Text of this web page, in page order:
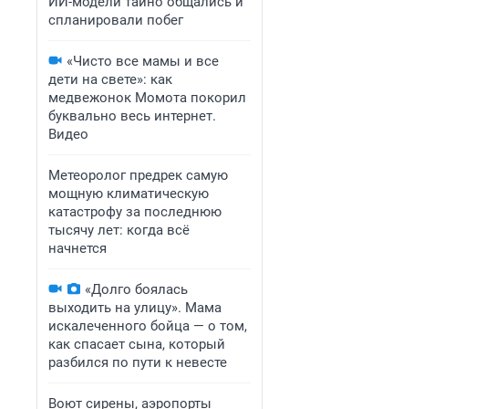
спланировали побег
«Чисто все мамы и все
дети на свете»: как
медвежонок Момота покорил
буквально весь интернет.
Видео
Метеоролог предрек самую
мощную климатическую
катастрофу за последнюю
тысячу лет: когда всё
начнется
«Долго боялась
выходить на улицу». Мама
искалеченного бойца — о том,
как спасает сына, который
разбился по пути к невесте
Воют сирены, аэропорты